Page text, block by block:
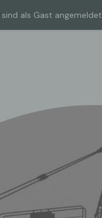
umschalten
sind als Gast angemeldet